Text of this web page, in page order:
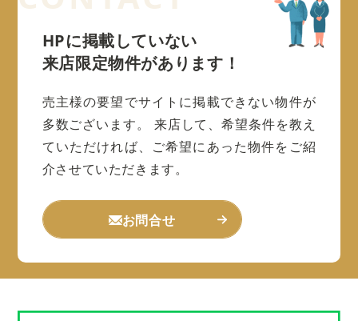
HPに掲載していない
来店限定物件があります！
売主様の要望でサイトに掲載できない物件が
多数ございます。
来店して、希望条件を教え
ていただければ、ご希望にあった物件をご紹
介させていただきます。
お問合せ